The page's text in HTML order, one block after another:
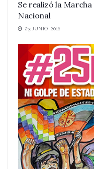
Se realizó la
Nacional
23 JUNIO, 2016